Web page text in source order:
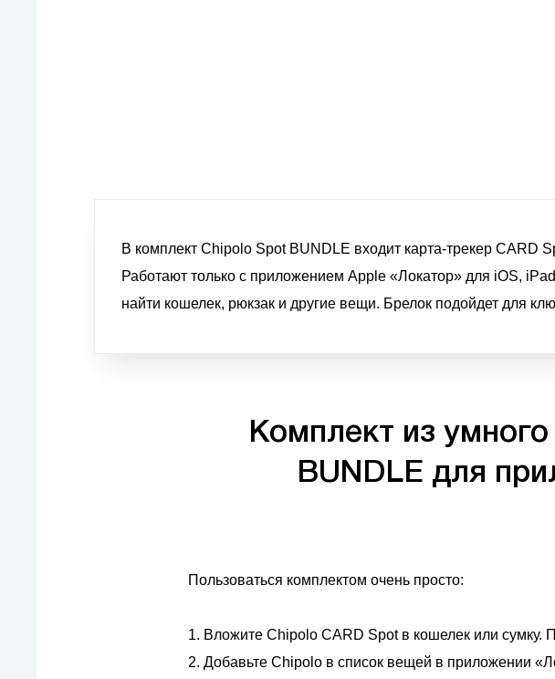
В комплект Chipolo Spot BUNDLE входит карта-трекер CARD
Работают только с приложением Apple «Локатор» для iOS,
найти кошелек, рюкзак и другие вещи. Брелок подойдет для
Комплект из
BUNDLE для
Пользоваться комплектом очень просто:
1. Вложите Chipolo CARD Spot в кошелек или сумку.
2. Добавьте Chipolo в список вещей в приложении